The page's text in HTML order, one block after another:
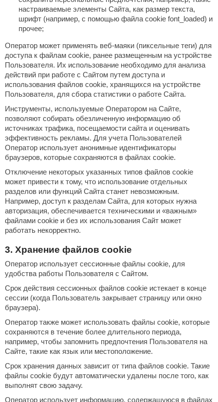
Термо
печи
тепла
камень
камень
ecology
настраиваемые элементы Сайта, как размер текста,
шрифт (например, с помощью файла cookie font_loaded) и
прочее;
Оператор может применять веб-маяки (пиксельные теги) для
доступа к файлам cookie, ранее размещенным на устройстве
Пользователя. Их использование необходимо для анализа
действий при работе с Сайтом путем доступа и
использования файлов cookie, хранящихся на устройстве
Пользователя, для сбора статистики о работе Сайта.
Инструменты, используемые Оператором на Сайте,
позволяют собирать обезличенную информацию об
источниках трафика, посещаемости сайта и оценивать
эффективность рекламы. Для учета Пользователей
Оператор использует анонимные идентификаторы
браузеров, которые сохраняются в файлах cookie.
Отключение некоторых указанных типов файлов cookie
может привести к тому, что использование отдельных
разделов или функций Сайта станет невозможным.
Например, доступ к разделам Сайта, для которых нужна
авторизация, обеспечивается техническими и «важным»
файлами cookie и без их использования Сайт может
работать некорректно.
3. Хранение файлов cookie
Оператор использует сессионные файлы cookie, для
удобства работы Пользователя с Сайтом.
Срок действия сессионных файлов cookie истекает в конце
сессии (когда Пользователь закрывает страницу или окно
браузера).
Оператор также может использовать файлы cookie, которые
сохраняются в течение более длительного периода,
например, чтобы запомнить предпочтения Пользователя на
Сайте, такие как язык или местоположение.
Срок хранения данных зависит от типа файлов cookie. Такие
файлы cookie будут автоматически удалены после того, как
выполнят свою задачу.
Оператор использует информацию, содержащуюся в файлах